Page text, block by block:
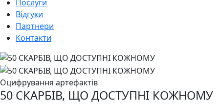
Послуги
Відгуки
Партнери
Контакти
Оцифрування артефактів
50 СКАРБІВ, ЩО ДОСТУПНІ КОЖНОМУ